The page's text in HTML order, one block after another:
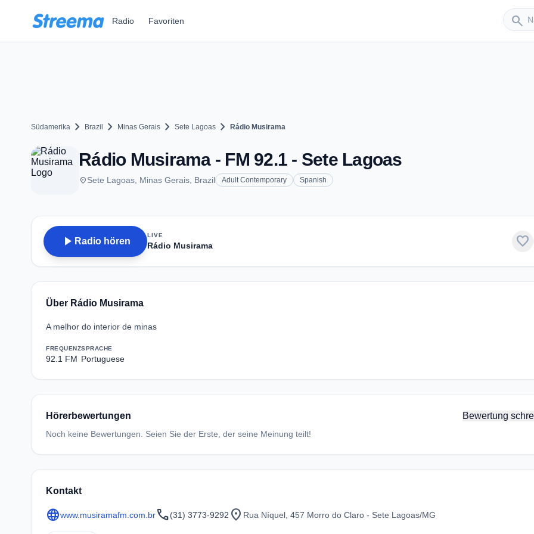
Radio Favoriten search
Südamerika chevron_right Brazil chevron_right Minas Gerais chevron_right Sete Lagoas chevron_right Rádio Musirama
Rádio Musirama - FM 92.1 - Sete Lagoas
placeSete Lagoas, Minas Gerais, Brazil Adult Contemporary Spanish
play_arrow Radio hören
LIVE
Rádio Musirama favorite
Über Rádio Musirama
A melhor do interior de minas
FREQUENZ
92.1 FM
SPRACHE
Portuguese
Hörerbewertungen Bewertung
Noch keine Bewertungen. Seien Sie der Erste, der seine Meinung teilt!
Kontakt
languagewww.musiramafm.com.brcall(31) 3773-9292 location_on Rua Níquel, 457 Morro do Claro - Sete Lagoas/MG